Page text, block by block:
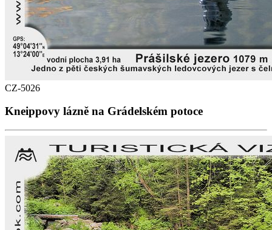
CZ-5026
Kneippovy lázně na Grádelském potoce